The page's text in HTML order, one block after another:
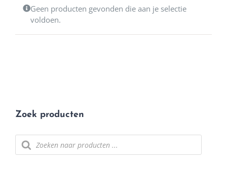
Geen producten gevonden die aan je selectie
voldoen.
Zoek producten
Producten
zoeken